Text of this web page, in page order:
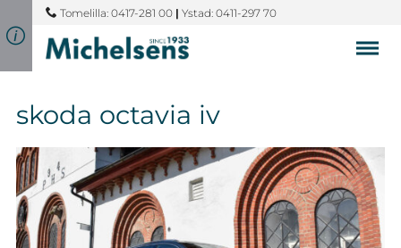
Tomelilla: 0417-281 00 | Ystad: 0411-297 70
skoda octavia iv